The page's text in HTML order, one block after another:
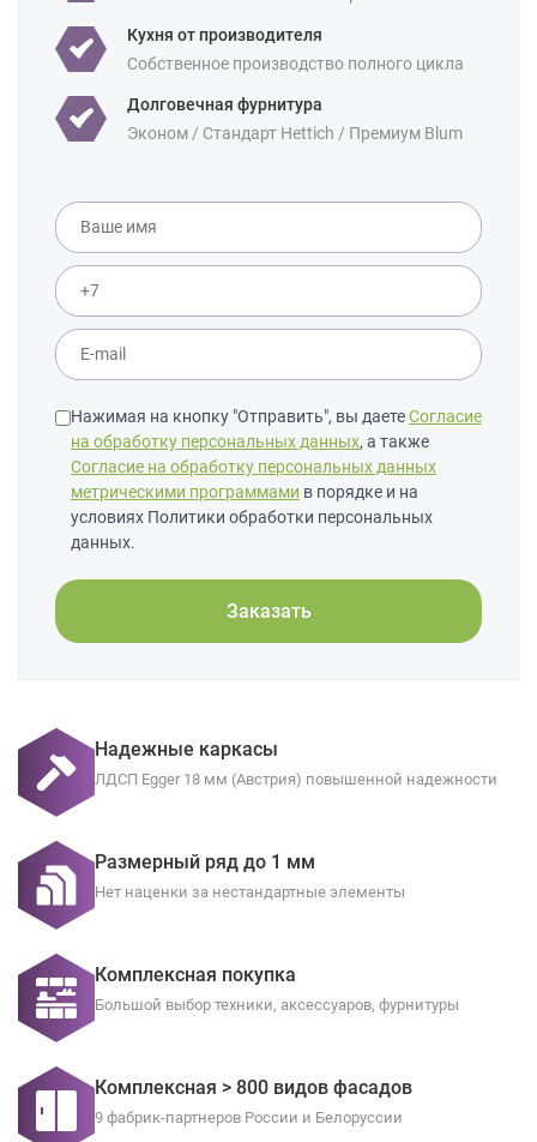
Кухня от производителя
Собственное производство полного цикла
Долговечная фурнитура
Эконом / Стандарт Hettich / Премиум Blum
Нажимая на кнопку "Отправить", вы даетеСогласие
на обработку персональных данных, а также
Согласие на обработку персональных данных
метрическими программами в порядке и на
условиях Политики обработки персональных
данных.
Заказать
Надежные каркасы
ЛДСП Egger 18 мм (Австрия) повышенной надежности
Размерный ряд до 1 мм
Нет наценки за нестандартные элементы
Комплексная покупка
Большой выбор техники, аксессуаров, фурнитуры
Комплексная > 800 видов фасадов
9 фабрик-партнеров России и Белоруссии